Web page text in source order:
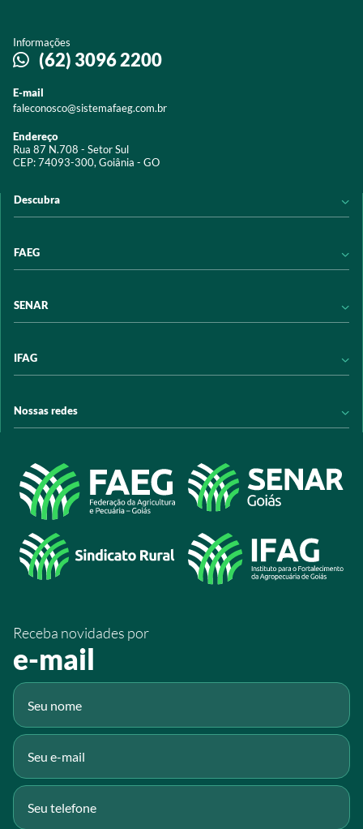
Informações
(62) 3096 2200
E-mail
faleconosco@sistemafaeg.com.br
Endereço
Rua 87 N.708 - Setor Sul
CEP: 74093-300, Goiânia - GO
Descubra
Acervo digital
Programas e Serviços
Trabalhe conosco
FAEG
Transparência
SENAR
Transparência
Arrecadação
IFAG
Programas e Serviços
Acesso à Informação
Nossas redes
@sistemafaeg
/SistemaFaeg
/sistemafaeg
/SistemaFaeg
Receba novidades por
e-mail